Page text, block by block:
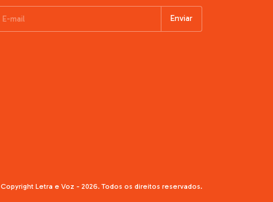
Copyright Letra e Voz - 2026. Todos os direitos reservados.